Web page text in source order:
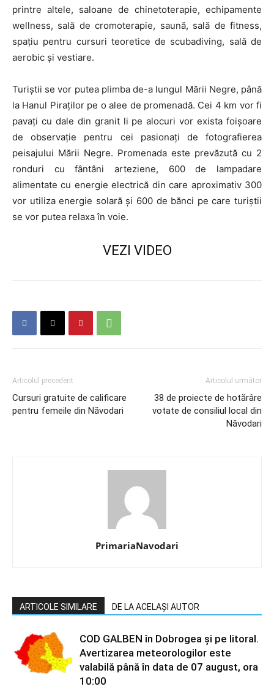
printre altele, saloane de chinetoterapie, echipamente
wellness, sală de cromoterapie, saună, sală de fitness,
spaţiu pentru cursuri teoretice de scubadiving, sală de
aerobic și vestiare.
Turiștii se vor putea plimba de-a lungul Mării Negre, până
la Hanul Piraţilor pe o alee de promenadă. Cei 4 km vor fi
pavați cu dale din granit li pe alocuri vor exista foişoare
de observaţie pentru cei pasionați de fotografierea
peisajului Mării Negre. Promenada este prevăzută cu 2
ronduri cu fântâni arteziene, 600 de lampadare
alimentate cu energie electrică din care aproximativ 300
vor utiliza energie solară și 600 de bănci pe care turiștii
se vor putea relaxa în voie.
VEZI VIDEO
Articolul precedent
Cursuri gratuite de calificare
pentru femeile din Năvodari
Articolul următor
38 de proiecte de hotărâre
votate de consiliul local din
Năvodari
PrimariaNavodari
ARTICOLE SIMILARE DE LA ACELAȘI AUTOR
COD GALBEN în Dobrogea și pe litoral.
Avertizarea meteorologilor este
valabilă până în data de 07 august, ora
10:00